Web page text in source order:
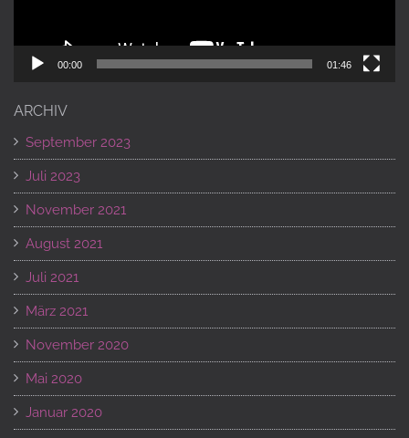
00:00 01:46
ARCHIV
September 2023
Juli 2023
November 2021
August 2021
Juli 2021
März 2021
November 2020
Mai 2020
Januar 2020